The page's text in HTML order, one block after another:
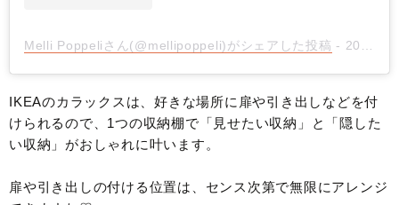
Melli Poppeliさん(@mellipoppeli)がシェアした投稿 - 2018年 7月月25日午前4時11分PDT
IKEAのカラックスは、好きな場所に扉や引き出しなどを付
けられるので、1つの収納棚で「見せたい収納」と「隠した
い収納」がおしゃれに叶います。
扉や引き出しの付ける位置は、センス次第で無限にアレンジ